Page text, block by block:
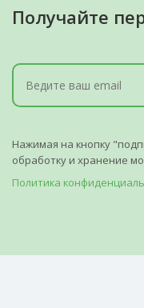
Получайте
Нажимая на кнопку
обработку и хранение
Политика